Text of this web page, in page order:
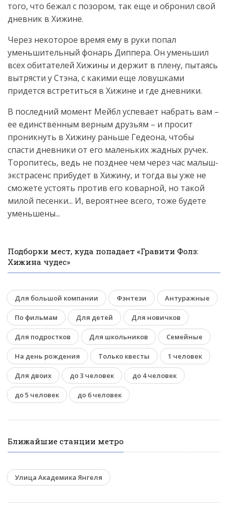
того, что бежал с позором, так еще и обронил свой
дневник в Хижине.
Через некоторое время ему в руки попал
уменьшительный фонарь Диппера. Он уменьшил
всех обитателей Хижины и держит в плену, пытаясь
вытрясти у Стэна, с какими еще ловушками
придется встретиться в Хижине и где дневники.
В последний момент Мейбл успевает набрать вам –
ее единственным верным друзьям – и просит
проникнуть в Хижину раньше Гедеона, чтобы
спасти дневники от его маленьких жадных ручек.
Торопитесь, ведь не позднее чем через час малыш-
экстрасенс прибудет в Хижину, и тогда вы уже не
сможете устоять против его коварной, но такой
милой песенки... И, вероятнее всего, тоже будете
уменьшены...
Подборки мест, куда попадает «Гравити Фолз:
Хижина чудес»
Для большой компании Фэнтези Антуражные
По фильмам Для детей Для новичков
Для подростков Для школьников Семейные
На день рождения Только квесты 1 человек
Для двоих до 3 человек до 4 человек
до 5 человек до 6 человек
Ближайшие станции метро
Улица Академика Янгеля